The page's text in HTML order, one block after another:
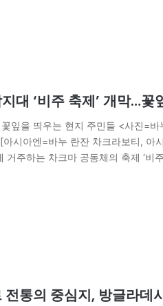
대 ‘비주 축제’ 개막…꽃
꽃잎을 띄우는 현지 주민들 <사진=
시아엔=바누 란잔 차크라보티,
거주하는 차크마 공동체의 축제 ‘비
전통의 중심지, 방글라데